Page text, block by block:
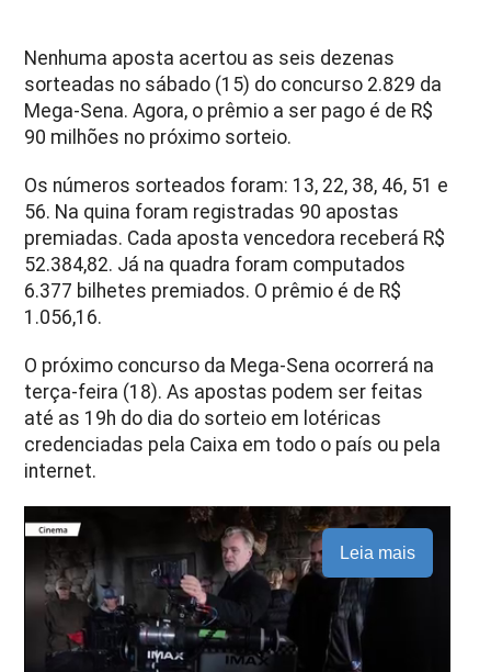
Nenhuma aposta acertou as seis dezenas
sorteadas no sábado (15) do concurso 2.829 da
Mega-Sena. Agora, o prêmio a ser pago é de R$
90 milhões no próximo sorteio.
Os números sorteados foram: 13, 22, 38, 46, 51 e
56. Na quina foram registradas 90 apostas
premiadas. Cada aposta vencedora receberá R$
52.384,82. Já na quadra foram computados
6.377 bilhetes premiados. O prêmio é de R$
1.056,16.
O próximo concurso da Mega-Sena ocorrerá na
terça-feira (18). As apostas podem ser feitas
até as 19h do dia do sorteio em lotéricas
credenciadas pela Caixa em todo o país ou pela
internet.
Leia mais